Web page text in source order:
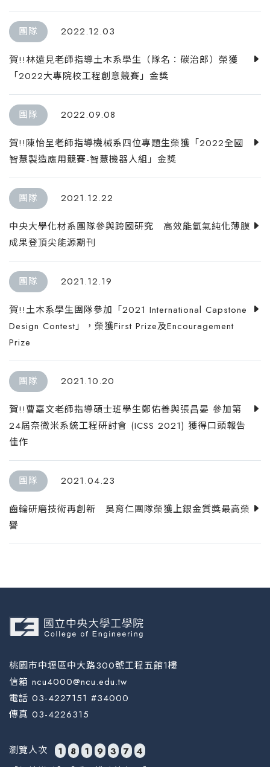
團隊 2022.12.03
賀!!林遠見老師指導土木系學生（隊名：碳治郎）榮獲
「2022大專院校工程創意競賽」金獎
團隊 2022.09.08
賀!!陳怡呈老師指導機械系四位專題生榮獲「2022全國
智慧製造應用競賽-智慧機器人組」金獎
團隊 2021.12.22
中央大學化材系團隊參與跨國研究 高效能氫氣純化薄膜
成果登頂尖能源期刊
團隊 2021.12.19
賀!!土木系學生團隊參加「2021 International Capstone
Design Contest」，榮獲First Prize及Encouragement
Prize
團隊 2021.10.20
賀!!曹嘉文老師指導碩士班學生鄭佑善與張昌晏 參加第
24屆奈微米系統工程研討會 (ICSS 2021) 獲得口頭報告
佳作
團隊 2021.04.23
齒輪研磨技術再創新 吳育仁團隊榮獲上銀金質獎最高榮
譽
桃園市中壢區中大路300號工程五館1樓
信箱 ncu4000@ncu.edu.tw
電話 03-4227151 #34000
傳真 03-4226315
瀏覽人次 1 8 1 9 3 7 4